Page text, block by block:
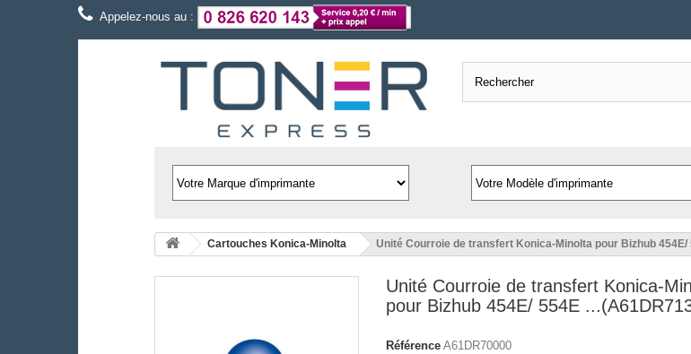
Appelez-nous au :
Cartouches Konica-Minolta Unité Courroie de transfert Konica-Minolta pour Bizhub 454E/
Unité Courroie de transfert Konica-
pour Bizhub 454E/ 554E
Référence A61DR70000